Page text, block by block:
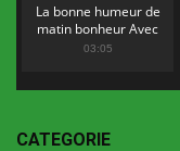
La bonne humeur de
matin bonheur Avec
Flopy Mendosa
03:05
CATEGORIE